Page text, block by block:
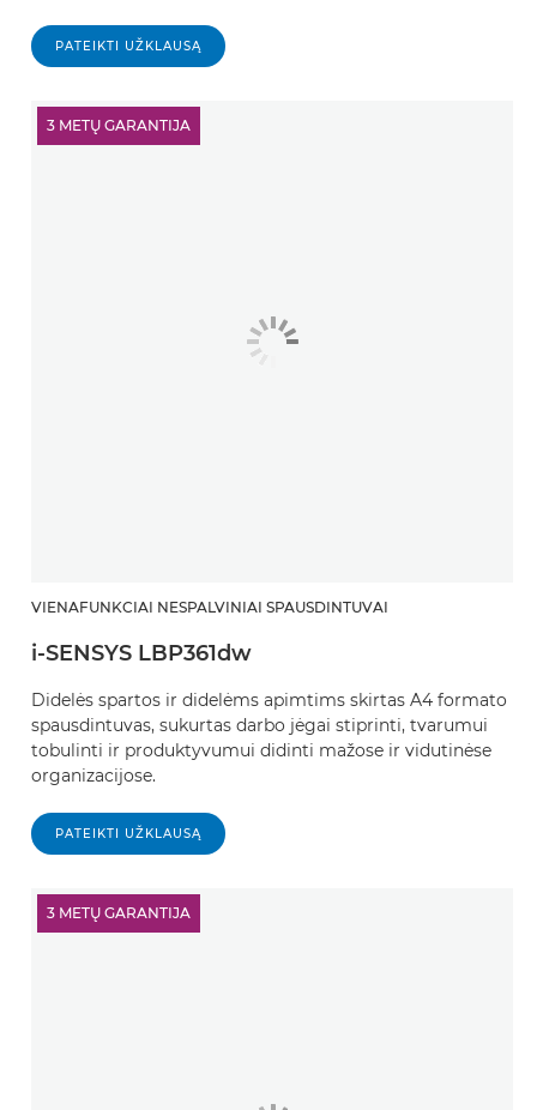
PATEIKTI UŽKLAUSĄ
3 METŲ GARANTIJA
VIENAFUNKCIAI NESPALVINIAI SPAUSDINTUVAI
i-SENSYS LBP361dw
Didelės spartos ir didelėms apimtims skirtas A4 formato
spausdintuvas, sukurtas darbo jėgai stiprinti, tvarumui
tobulinti ir produktyvumui didinti mažose ir vidutinėse
organizacijose.
PATEIKTI UŽKLAUSĄ
3 METŲ GARANTIJA